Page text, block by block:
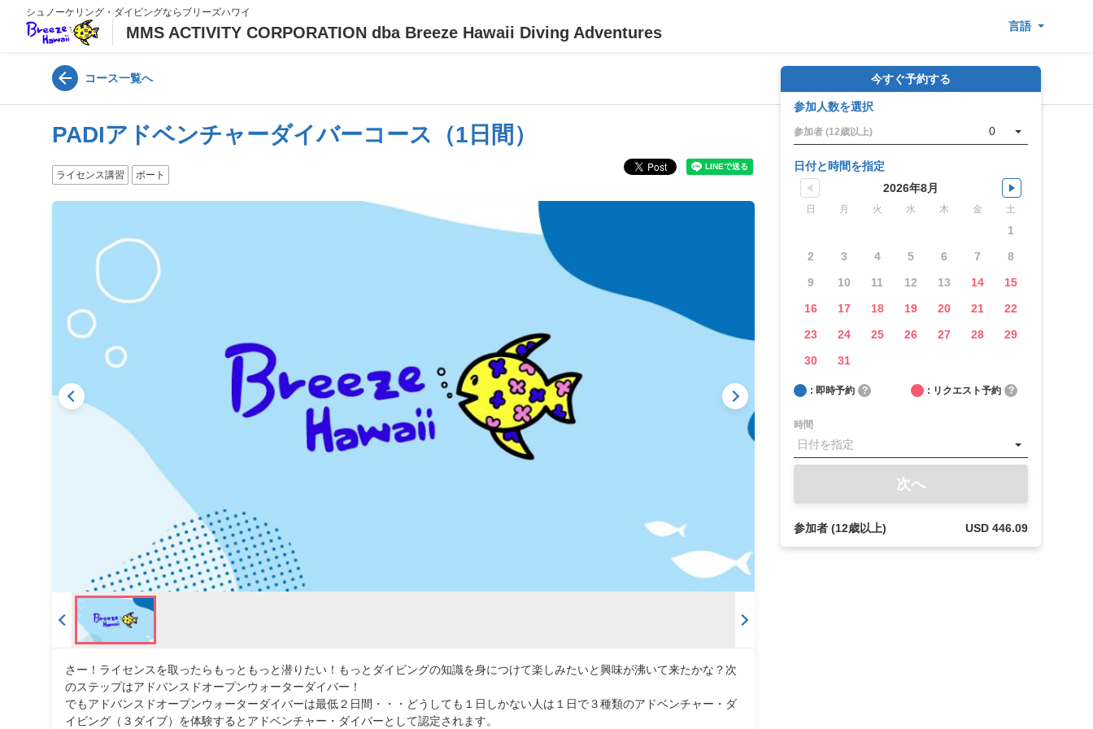
シュノーケリング・ダイビングならブリーズハワイ
MMS ACTIVITY CORPORATION dba Breeze Hawaii Diving Adventures 言語
コース一覧へ
PADIアドベンチャーダイバーコース（1日間）
ライセンス講習 ボート
さー！ライセンスを取ったらもっともっと潜りたい！もっとダイビングの知識を身につけて楽しみたいと興味が沸いて来たかな？次
のステップはアドバンスドオープンウォーターダイバー！
でもアドバンスドオープンウォーターダイバーは最低２日間・・・どうしても１日しかない人は１日で３種類のアドベンチャー・ダ
イビング（３ダイブ）を体験するとアドベンチャー・ダイバーとして認定されます。
今すぐ予約する
参加人数を選択
参加者 (12歳以上) 0
日付と時間を指定
2026年8月
日 月 火 水 木 金 土
1
2
3 4 5 6 7
8
9
10 11 12 13 14
15
16
17 18 19 20 21
22
23
24 25 26 27 28
29
30
31
: 即時予約 ? : リクエスト予約 ?
時間
次へ
参加者 (12歳以上) USD 446.09